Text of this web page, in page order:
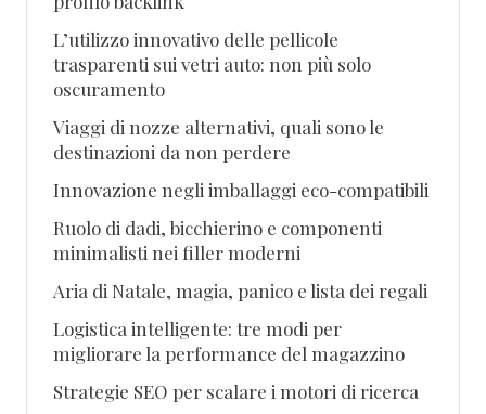
L’utilizzo innovativo delle pellicole
trasparenti sui vetri auto: non più solo
oscuramento
Viaggi di nozze alternativi, quali sono le
destinazioni da non perdere
Innovazione negli imballaggi eco-compatibili
Ruolo di dadi, bicchierino e componenti
minimalisti nei filler moderni
Aria di Natale, magia, panico e lista dei regali
Logistica intelligente: tre modi per
migliorare la performance del magazzino
Strategie SEO per scalare i motori di ricerca